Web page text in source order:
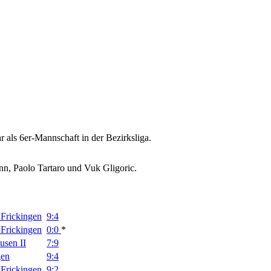
als 6er-Mannschaft in der Bezirksliga.
Paolo Tartaro und Vuk Gligoric.
9:4
0:0 *
II
7:9
9:4